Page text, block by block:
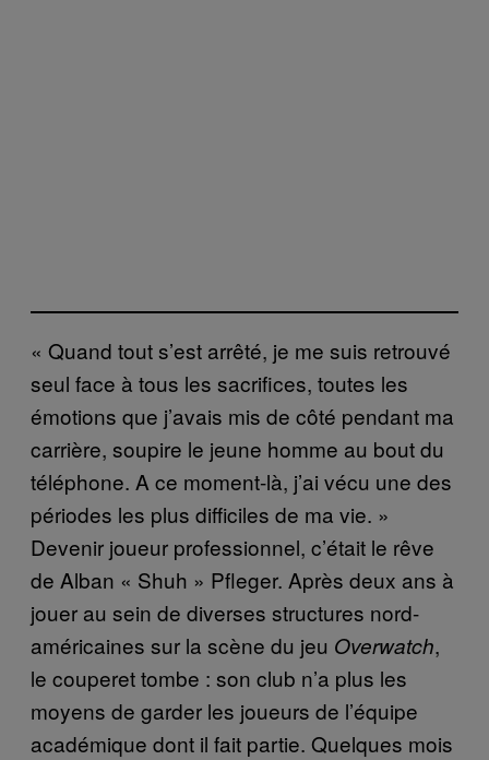
« Quand tout s’est arrêté, je me suis retrouvé
seul face à tous les sacrifices, toutes les
émotions que j’avais mis de côté pendant ma
carrière, soupire le jeune homme au bout du
téléphone. A ce moment-là, j’ai vécu une des
périodes les plus difficiles de ma vie. »
Devenir joueur professionnel, c’était le rêve
de Alban « Shuh » Pfleger. Après deux ans à
jouer au sein de diverses structures nord-
américaines sur la scène du jeu Overwatch,
le couperet tombe : son club n’a plus les
moyens de garder les joueurs de l’équipe
académique dont il fait partie. Quelques mois